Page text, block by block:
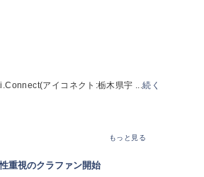
アイコネクト:栃木県宇 ...続く
もっと見る
重視のクラファン開始